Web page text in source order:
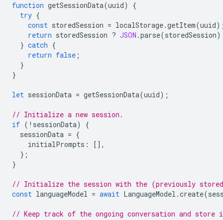
function getSessionData(uuid)
{
try {
const storedSession = localStorage.getItem(uuid
return storedSession ? JSON .parse(storedSession)
} catch {
return false ;
}
}
let sessionData = getSessionData(uuid);
// Initialize a new session.
if ( ! sessionData)
{
sessionData = {
initialPrompts :
[],
};
}
// Initialize the session with the (previously stored
const languageModel = await LanguageModel .create(
// Keep track of the ongoing conversation and